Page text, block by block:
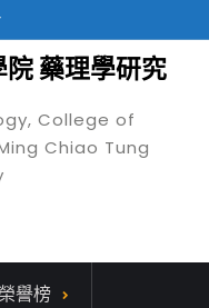
藥理學研究
College of
Chiao Tung
譽榜